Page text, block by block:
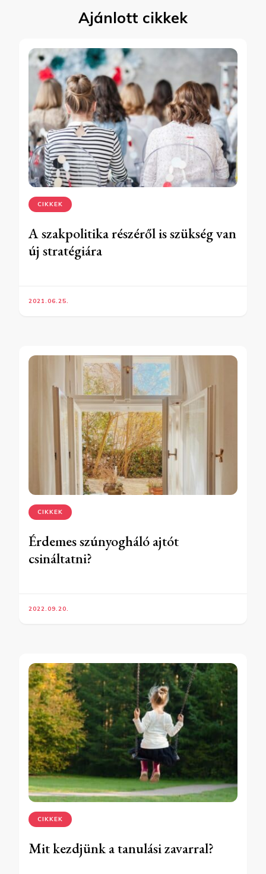
Ajánlott cikkek
CIKKEK
A szakpolitika részéről is szükség van
új stratégiára
2021.06.25.
CIKKEK
Érdemes szúnyogháló ajtót
csináltatni?
2022.09.20.
CIKKEK
Mit kezdjünk a tanulási zavarral?